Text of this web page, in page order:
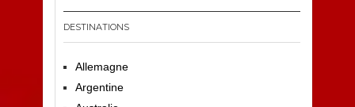
DESTINATIONS
Allemagne
Argentine